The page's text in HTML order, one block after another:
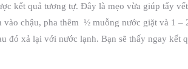
kết quả tương tự. Đây là mẹo vừa giúp tẩy
chậu, pha thêm ½ muỗng nước giặt và 1 –
đó xả lại với nước lạnh. Bạn sẽ thấy ngay kết